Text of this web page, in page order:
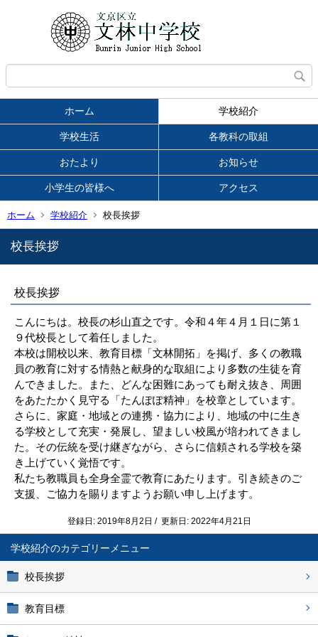
ホーム 学校紹介
学校生活 各教科の取組
おたより お知らせ
小学生の皆様へ アクセス
ホーム 学校紹介 校長挨拶
学校紹介
校長挨拶
教育目標
校長挨拶
校長挨拶
こんにちは。校長の杉山直之です。令和４年４月１日に第１
９代校長として着任しました。
本校は開校以来、教育目標「文林開拓」を掲げ、多くの教職
員の教育に対する情熱と献身的な取組により多数の生徒を育
んできました。また、どんな困難にあっても耐え抜き、周囲
をあたたかく見守る「たんぽぽ精神」を校章としています。
さらに、家庭・地域との連携・協力により、地域の中に生き
る学校として充実・発展し、望ましい校風が培われてきまし
た。その伝統を受け継ぎながら、さらに信頼される学校を築
き上げていく覚悟です。
私たち教職員も全身全霊で教育にあたります。引き続きのご
支援、ご協力を賜りますようお願い申し上げます。
登録日: 2019年8月2日 / 更新日: 2022年4月21日